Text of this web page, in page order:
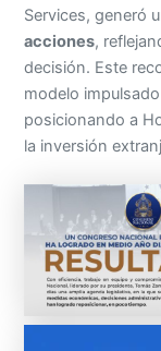
Services, generó
acciones,
decisión. Este
modelo
posicionando a
la inversión